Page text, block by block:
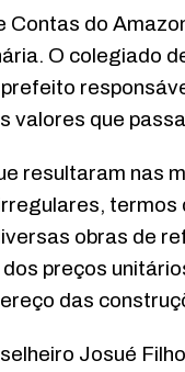
Contas do
O colegiado
valores que
resultaram nas
obras de
preços
das
Josué